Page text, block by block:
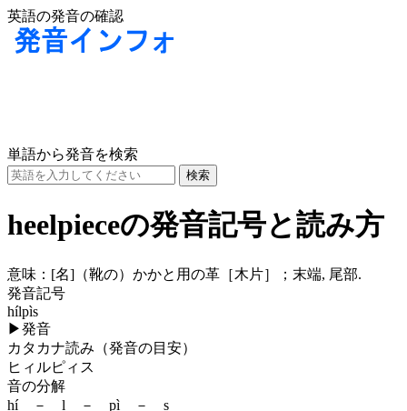
英語の発音の確認
単語から発音を検索
heelpieceの発音記号と読み方
意味： [名] （靴の）かかと用の革［木片］；末端, 尾部.
発音記号
hílpìs
▶発音
カタカナ読み（発音の目安）
ヒィルピィス
音の分解
hí － l － pì － s